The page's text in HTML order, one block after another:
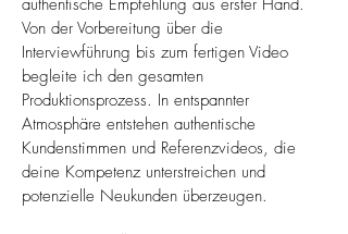
authentische Empfehlung aus erster Hand.
Von der Vorbereitung über die
Interviewführung bis zum fertigen Video
begleite ich den gesamten
Produktionsprozess. In entspannter
Atmosphäre entstehen authentische
Kundenstimmen und Referenzvideos, die
deine Kompetenz unterstreichen und
potenzielle Neukunden überzeugen.